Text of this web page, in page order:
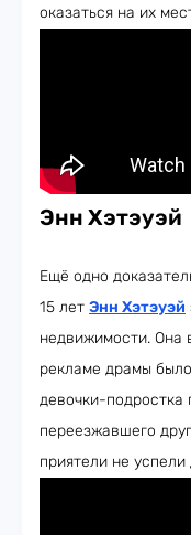
оказаться на их
Энн Хэтэуэй
Ещё одно
15 лет Энн Хэтэуэй
недвижимости. Она
рекламе драмы
девочки-подростка
переезжавшего
приятели не